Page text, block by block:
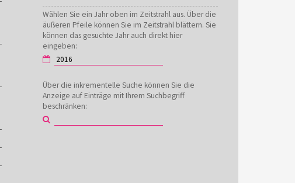
Wählen Sie ein Jahr oben im Zeitstrahl aus. Über die
äußeren Pfeile können Sie im Zeitstrahl blättern. Sie
können das gesuchte Jahr auch direkt hier
eingeben:
Über die inkrementelle Suche können Sie die
Anzeige auf Einträge mit Ihrem Suchbegriff
beschränken: